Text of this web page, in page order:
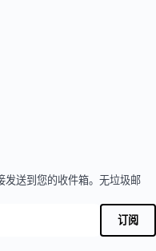
送到您的收件箱。无垃圾邮
订阅